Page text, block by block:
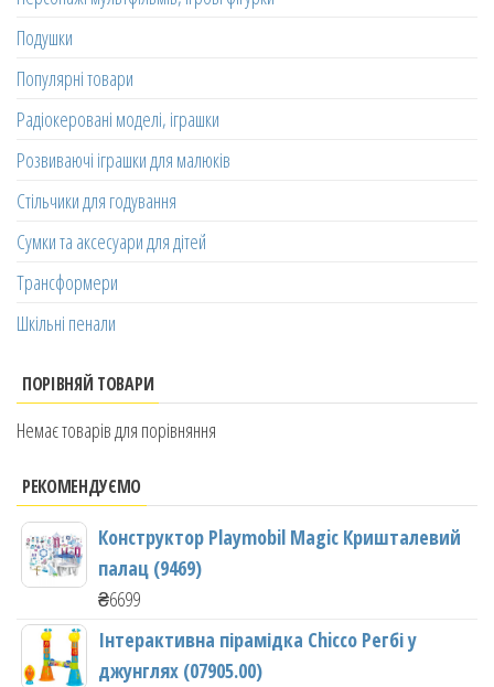
Подушки
Популярні товари
Радіокеровані моделі, іграшки
Розвиваючі іграшки для малюків
Стільчики для годування
Сумки та аксесуари для дітей
Трансформери
Шкільні пенали
ПОРІВНЯЙ ТОВАРИ
Немає товарів для порівняння
РЕКОМЕНДУЄМО
Конструктор Playmobil Magic Кришталевий
палац (9469)
₴6699
Інтерактивна пірамідка Chicco Регбі у
джунглях (07905.00)